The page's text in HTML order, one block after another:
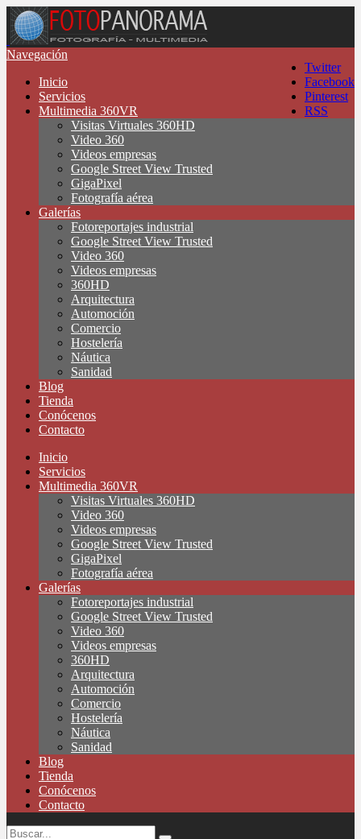
Twitter
Facebook
Pinterest
RSS
Navegación
Inicio
Servicios
Multimedia 360VR
Visitas Virtuales 360HD
Video 360
Videos empresas
Google Street View Trusted
GigaPixel
Fotografía aérea
Galerías
Fotoreportajes industrial
Google Street View Trusted
Video 360
Videos empresas
360HD
Arquitectura
Automoción
Comercio
Hostelería
Náutica
Sanidad
Blog
Tienda
Conócenos
Contacto
Inicio
Servicios
Multimedia 360VR
Visitas Virtuales 360HD
Video 360
Videos empresas
Google Street View Trusted
GigaPixel
Fotografía aérea
Galerías
Fotoreportajes industrial
Google Street View Trusted
Video 360
Videos empresas
360HD
Arquitectura
Automoción
Comercio
Hostelería
Náutica
Sanidad
Blog
Tienda
Conócenos
Contacto